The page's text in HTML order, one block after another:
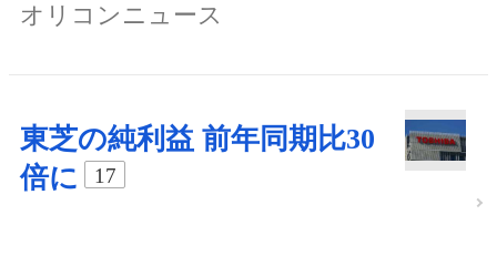
オリコンニュース
東芝の純利益 前年同期比30
倍に
17